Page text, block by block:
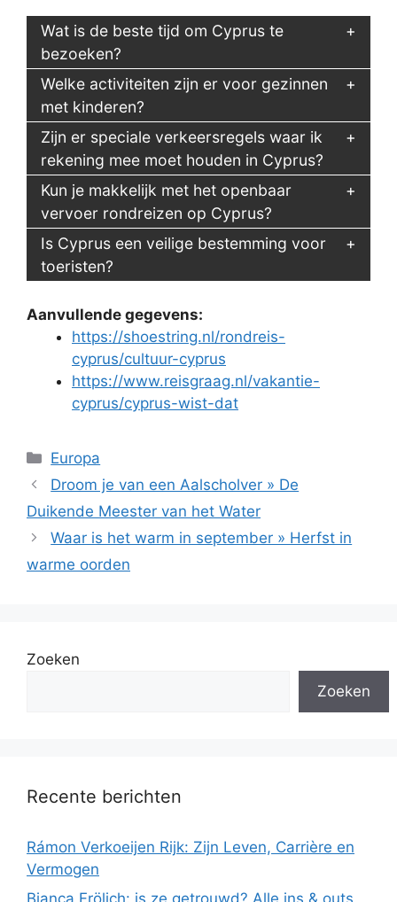
Wat is de beste tijd om Cyprus te
bezoeken?
Welke activiteiten zijn er voor gezinnen
met kinderen?
Zijn er speciale verkeersregels waar ik
rekening mee moet houden in Cyprus?
Kun je makkelijk met het openbaar
vervoer rondreizen op Cyprus?
Is Cyprus een veilige bestemming voor
toeristen?
Aanvullende gegevens:
https://shoestring.nl/rondreis-
cyprus/cultuur-cyprus
https://www.reisgraag.nl/vakantie-
cyprus/cyprus-wist-dat
Categorieën
Europa
Droom je van een Aalscholver » De
Duikende Meester van het Water
Waar is het warm in september » Herfst in
warme oorden
Zoeken
Zoeken
Recente berichten
Rámon Verkoeijen Rijk: Zijn Leven, Carrière en
Vermogen